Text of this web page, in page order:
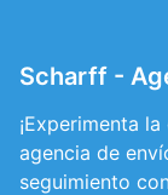
Scharff -
¡Experimenta
agencia de
seguimiento